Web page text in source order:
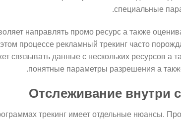
специальные
направлять промо ресурс а также
процессе рекламный трекинг часто
связывать данные с нескольких ресурсов а
понятные параметры разрешения а
Отслеживание внутри
трекинг имеет отдельные нюансы.